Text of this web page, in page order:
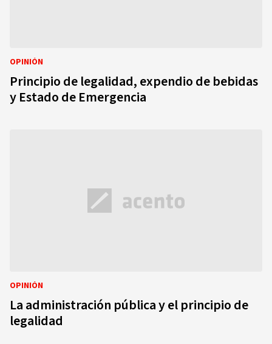
OPINIÓN
Principio de legalidad, expendio de bebidas
y Estado de Emergencia
OPINIÓN
La administración pública y el principio de
legalidad